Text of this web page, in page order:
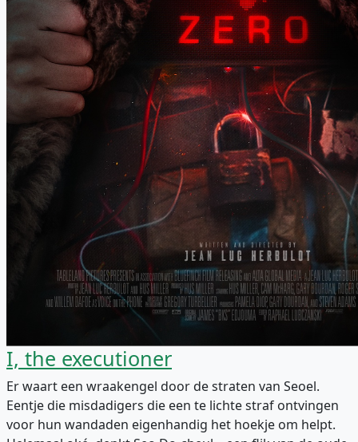
I, the executioner
Er waart een wraakengel door de straten van Seoel.
Eentje die misdadigers die een te lichte straf ontvingen
voor hun wandaden eigenhandig het hoekje om helpt.